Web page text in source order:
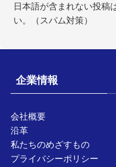
日本語が含まれない投稿
い。（スパム対策）
企業情報
会社概要
沿革
私たちのめざすもの
プライバシーポリシー